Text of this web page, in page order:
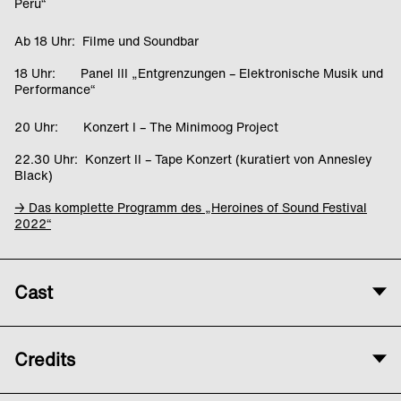
Ab 18 Uhr: Filme und Soundbar
18 Uhr: Panel III „Entgrenzungen – Elektronische Musik und
Performance“
20 Uhr: Konzert I – The Minimoog Project
22.30 Uhr: Konzert II – Tape Konzert (kuratiert von Annesley
Black)
→ Das komplette Programm des „Heroines of Sound Festival
2022“
Cast
Objekte und Video
Credits